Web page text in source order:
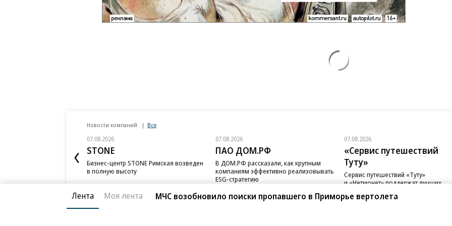
Новости компаний Все
07.08.2026
STONE
Бизнес-центр STONE Римская возведен
в полную высоту
07.08.2026
ПАО ДОМ.РФ
В ДОМ.РФ рассказали, как крупным
компаниям эффективно реализовывать
ESG-стратегию
07.08.2026
«Сервис путешествий
Туту»
Сервис путешествий «Туту»
и «Нетмонет» поддержат лучших
Лента Моя лента МЧС возобновило поиски пропавшего в Приморье вертолета